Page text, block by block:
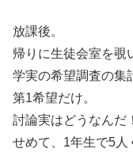
放課後。
帰りに生徒会室を覗
学実の希望調査の集
第1希望だけ。
討論実はどうなんだ
せめて、1年生で5